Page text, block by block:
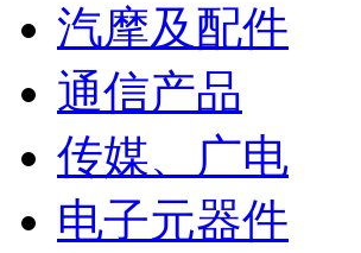
汽摩及配件
通信产品
传媒、广电
电子元器件